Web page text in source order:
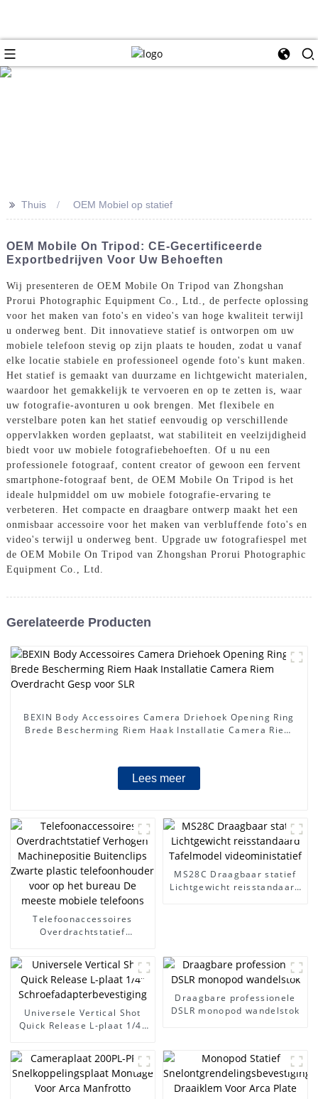
>> Thuis OEM Mobiel op statief
OEM Mobile On Tripod: CE-Gecertificeerde
Exportbedrijven Voor Uw Behoeften
Wij presenteren de OEM Mobile On Tripod van Zhongshan
Prorui Photographic Equipment Co., Ltd., de perfecte oplossing
voor het maken van foto's en video's van hoge kwaliteit terwijl
u onderweg bent. Dit innovatieve statief is ontworpen om uw
mobiele telefoon stevig op zijn plaats te houden, zodat u vanaf
elke locatie stabiele en professioneel ogende foto's kunt maken.
Het statief is gemaakt van duurzame en lichtgewicht materialen,
waardoor het gemakkelijk te vervoeren en op te zetten is, waar
uw fotografie-avonturen u ook brengen. Met flexibele en
verstelbare poten kan het statief eenvoudig op verschillende
oppervlakken worden geplaatst, wat stabiliteit en veelzijdigheid
biedt voor uw mobiele fotografiebehoeften. Of u nu een
professionele fotograaf, content creator of gewoon een fervent
smartphone-fotograaf bent, de OEM Mobile On Tripod is het
ideale hulpmiddel om uw mobiele fotografie-ervaring te
verbeteren. Het compacte en draagbare ontwerp maakt het een
onmisbaar accessoire voor het maken van verbluffende foto's en
video's terwijl u onderweg bent. Upgrade uw fotografiespel met
de OEM Mobile On Tripod van Zhongshan Prorui Photographic
Equipment Co., Ltd.
Gerelateerde Producten
BEXIN Body Accessoires Camera Driehoek Opening Ring
Brede Bescherming Riem Haak Installatie Camera Riem
Lees meer
Telefoonaccessoires
Overdrachtstatief
Buitenclips Zwarte plastic
telefoonhouder voor op het
bureau De meeste mobiele
telefoons
MS28C Draagbaar statief
Lichtgewicht reisstandaard
Universele Vertical Shot
Quick Release L-plaat 1/4"
Draagbare professionele
DSLR monopod wandelstok